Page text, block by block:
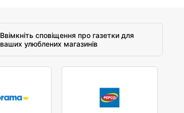
Ввімкніть сповіщення про газетки для
ваших улюблених магазинів